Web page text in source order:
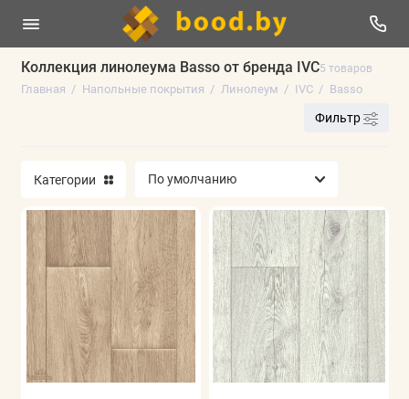
Коллекция линолеума Basso от бренда IVC5 товаров
Главная Напольные покрытия Линолеум IVC Basso
Ламинат
Виниловые полы
Паркетная доска
Ковролин
Искусственная трава
Аксессуары
Фильтр
Категории